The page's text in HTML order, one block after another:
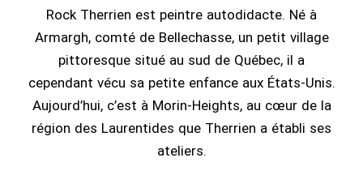
Rock Therrien est peintre autodidacte. Né à
Armargh, comté de Bellechasse, un petit village
pittoresque situé au sud de Québec, il a
cependant vécu sa petite enfance aux États-Unis.
Aujourd’hui, c’est à Morin-Heights, au cœur de la
région des Laurentides que Therrien a établi ses
ateliers.